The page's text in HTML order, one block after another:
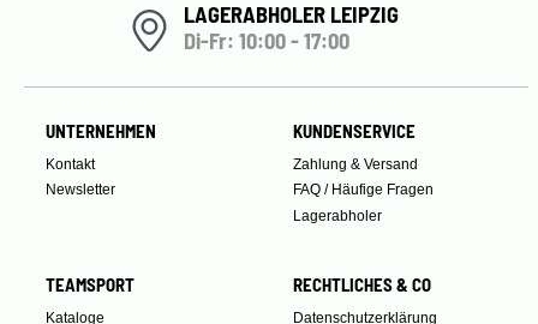
LAGERABHOLER LEIPZIG
Di-Fr: 10:00 - 17:00
UNTERNEHMEN
Kontakt
Newsletter
KUNDENSERVICE
Zahlung & Versand
FAQ / Häufige Fragen
Lagerabholer
TEAMSPORT
Kataloge
RECHTLICHES & CO
Datenschutzerklärung